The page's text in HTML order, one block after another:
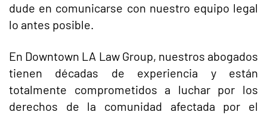
dude en comunicarse con nuestro equipo legal
lo antes posible.
En Downtown LA Law Group, nuestros abogados
tienen décadas de experiencia y están
totalmente comprometidos a luchar por los
derechos de la comunidad afectada por el